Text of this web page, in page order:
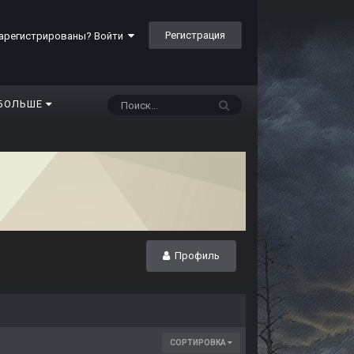
Войти Регистрация
Профиль
СОРТИРОВКА